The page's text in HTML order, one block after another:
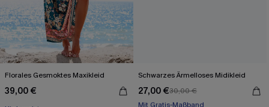
Florales Gesmoktes Maxikleid
39,00 €
Schwarzes Ärmelloses Midikleid
27,00 €30,00 €
Mit Gratis-Maßband